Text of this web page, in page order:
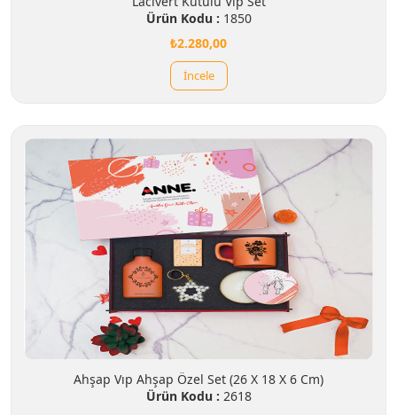
Ürün Kodu : 1850
₺2.280,00
İncele
Ahşap Vıp Ahşap Özel Set (26 X 18 X 6 Cm)
Ürün Kodu : 2618